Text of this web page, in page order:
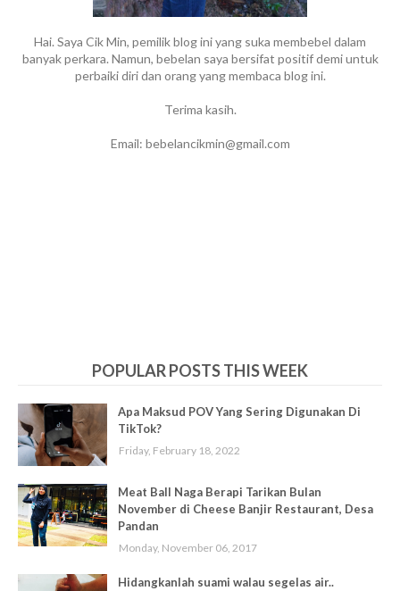
Hai. Saya Cik Min, pemilik blog ini yang suka membebel dalam
banyak perkara. Namun, bebelan saya bersifat positif demi untuk
perbaiki diri dan orang yang membaca blog ini.
Terima kasih.
Email: bebelancikmin@gmail.com
POPULAR POSTS THIS WEEK
Apa Maksud POV Yang Sering Digunakan Di
TikTok?
Friday, February 18, 2022
Meat Ball Naga Berapi Tarikan Bulan
November di Cheese Banjir Restaurant, Desa
Pandan
Monday, November 06, 2017
Hidangkanlah suami walau segelas air..